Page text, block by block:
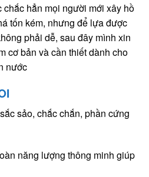
hẳn mọi người mới xây hồ
tốn kém, nhưng để lựa được
phải dễ, sau đây mình xin
cơ bản và cần thiết dành cho
nước
sảo, chắc chắn, phần cứng
năng lượng thông minh giúp